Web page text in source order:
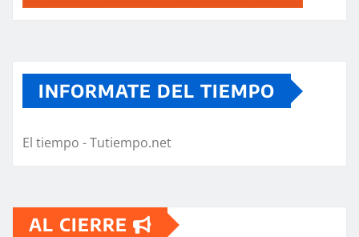
INFORMATE DEL TIEMPO
El tiempo - Tutiempo.net
AL CIERRE